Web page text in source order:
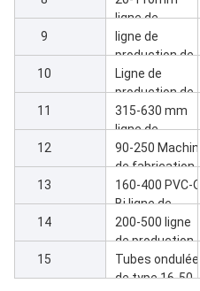
PVC double
ligne de
production de
tuyaux en PVC
à deux têtes de
matériau
9
ligne de
production de
tuyaux de
drainage en
PVC de 110 à
250 mm
10
Ligne de
production de
tuyaux d'eaux
usées de
grande taille en
PVC de 250 à
400 mm
11
315-630 mm
ligne de
production de
tuyaux en PVC
de grande taille
12
90-250 Machine
de fabrication
de tuyaux en
PVC-O
13
160-400 PVC-O
Bi ligne de
tuyauterie de
renforcement
14
200-500 ligne
de production
de tuyaux en
PEV garant
15
Tubes ondulées
de type 16-50